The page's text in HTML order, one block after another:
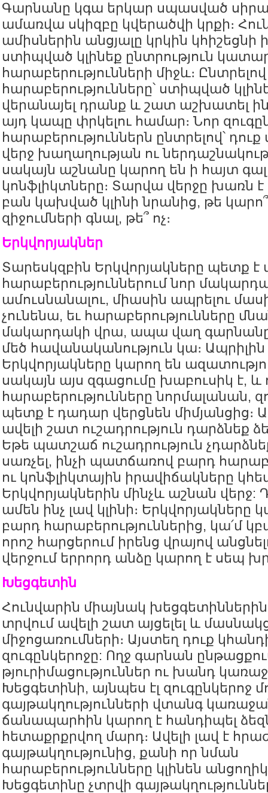
Գարնանը կգա երկար սպասված
ամառվա սկիզբը կվերածվի կրքի։
ամիսներին անցյալը կրկին կհիշեցնի
ստիպված կլինեք ընտրություն
հարաբերությունների միջև։
հարաբերությունները՝ ստիպված
վերանայել դրանք և շատ աշխատել
այդ կապը փրկելու համար։ Նոր
հարաբերություններն ընտրելով՝
վերջ խաղաղության ու
սակայն աշնանը կարող են ի հայտ
կոնֆլիկտները։ Տարվա վերջը խառն է
բան կախված կլինի նրանից, թե
զիջումների գնալ, թե՞ ոչ։
Երկվորյակներ
Տարեսկզբին Երկվորյակները պետք է
հարաբերություններում նոր
ամուսնանալու, միասին ապրելու
չունենա, եւ հարաբերությունները
մակարդակի վրա, ապա վաղ գարնանը
մեծ հավանականություն կա։
Երկվորյակները կարող են
սակայն այս զգացումը խաբուսիկ է, և
հարաբերությունները նորմալանան,
պետք է դադար վերցնեն միմյանցից։
ավելի շատ ուշադրություն դարձնեք
Եթե պատշաճ ուշադրություն
սառչել, ինչի պատճառով բարդ
ու կոնֆլիկտային իրավիճակները
Երկվորյակներին մինչև աշնան վերջ:
ամեն ինչ լավ կլինի։ Երկվորյակները
բարդ հարաբերություններից, կա՛մ
որոշ հարցերում իրենց վրայով
վերջում երրորդ անձը կարող է սեպ
Խեցգետին
Հունվարին միայնակ
տրվում ավելի շատ այցելել և
միջոցառումների։ Այստեղ դուք
զուգընկերոջը: Ողջ գարնան
թյուրիմացություններ ու խանդ
Խեցգետինի, այնպես էլ զուգընկերոջ
գայթակղությունների վտանգ
ճանապարհին կարող է հանդիպել
հետաքրքրվող մարդ։ Ավելի լավ է
գայթակղությունից, քանի որ նման
հարաբերությունները կլինեն
Խեցգետինը չտրվի